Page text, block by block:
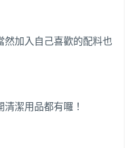
然加入自己喜歡的配料也
潔用品都有囉！